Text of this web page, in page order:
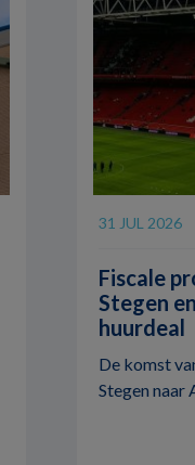
31 JUL 2026
Fiscale
Stegen
huurdeal
De komst
Stegen naar